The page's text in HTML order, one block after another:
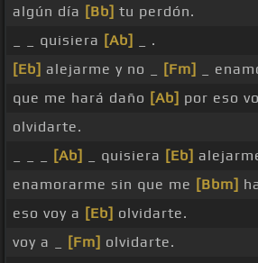
algún día [Bb] tu perdón.
_ _ quisiera [Ab]
_ .
[Eb] alejarme y no _ [Fm] _
que me hará daño [Ab] por eso
olvidarte.
[Ab] _ quisiera [Eb]
enamorarme sin que me [Bbm]
eso voy a [Eb] olvidarte.
voy a _
[Fm] olvidarte.